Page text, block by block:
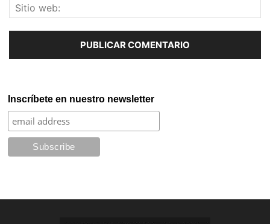
Inscríbete en nuestro newsletter